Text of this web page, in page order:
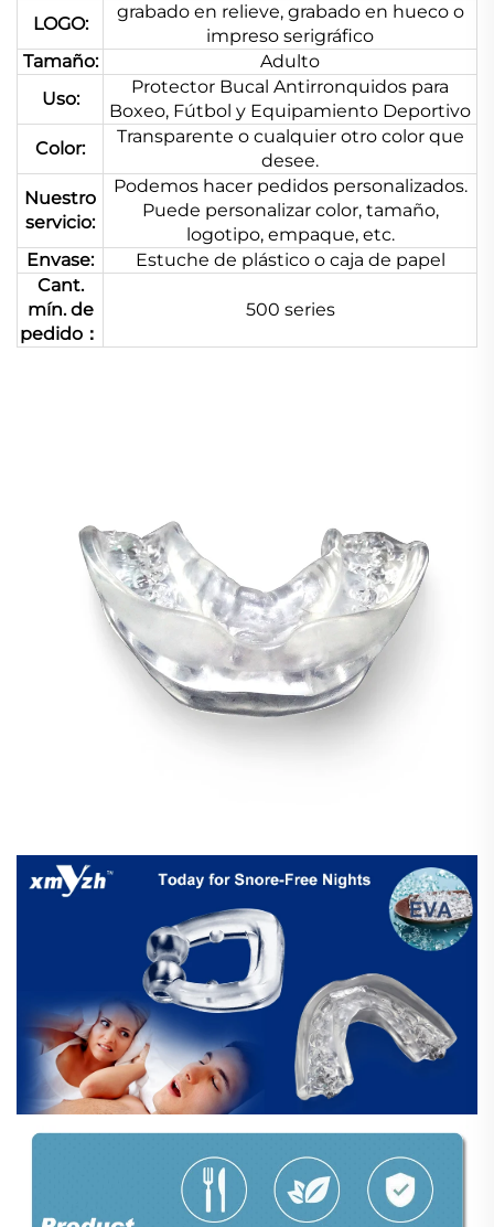
LOGO:
grabado en relieve, grabado en hueco o
impreso serigráfico
Tamaño:
Adulto
Uso:
Protector Bucal Antirronquidos para
Boxeo, Fútbol y Equipamiento Deportivo
Color:
Transparente o cualquier otro color que
desee.
Nuestro
servicio:
Podemos hacer pedidos personalizados.
Puede personalizar color, tamaño,
logotipo, empaque, etc.
Envase:
Estuche de plástico o caja de papel
Cant.
mín. de
pedido：
500 series